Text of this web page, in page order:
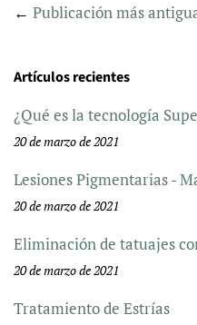
← Publicación más
Artículos recientes
¿Qué es la tecnología
20 de marzo de 2021
Lesiones Pigmentarias -
20 de marzo de 2021
Eliminación de tatuajes
20 de marzo de 2021
Tratamiento de Estrías